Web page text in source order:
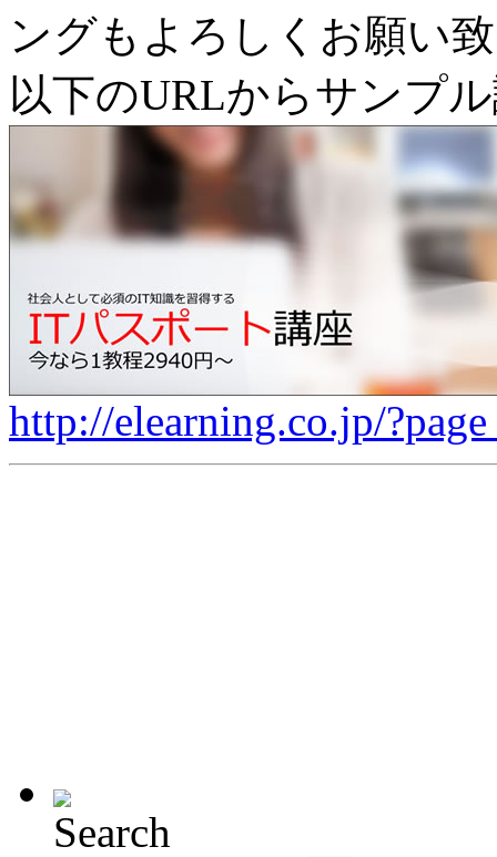
ングもよろしくお願い
以下のURLからサンプ
http://elearning.co.jp/
Search